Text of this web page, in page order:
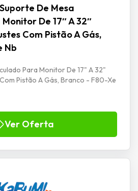
De Mesa
De 17″ A 32″
Com Pistão A Gás,
Nb
Para Monitor De 17" A 32"
Pistão A Gás, Branco - F80-Xe
Ver Oferta